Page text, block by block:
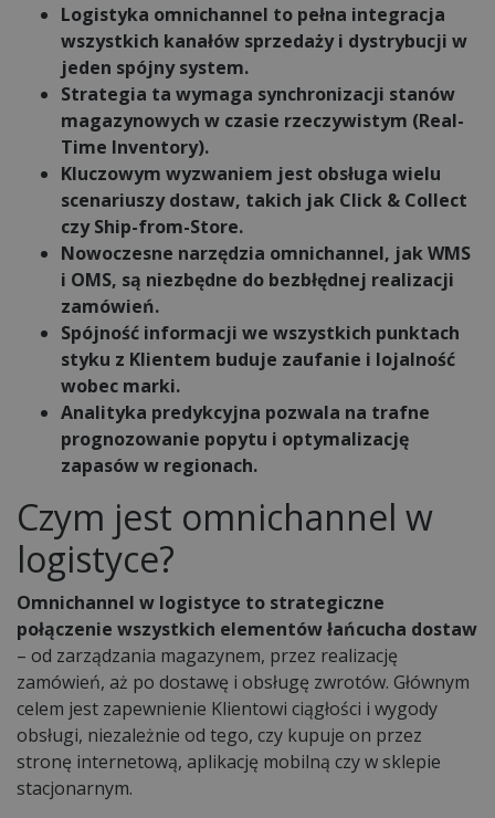
Logistyka omnichannel to pełna integracja
wszystkich kanałów sprzedaży i dystrybucji w
jeden spójny system.
Strategia ta wymaga synchronizacji stanów
magazynowych w czasie rzeczywistym (Real-
Time Inventory).
Kluczowym wyzwaniem jest obsługa wielu
scenariuszy dostaw, takich jak Click & Collect
czy Ship-from-Store.
Nowoczesne narzędzia omnichannel, jak WMS
i OMS, są niezbędne do bezbłędnej realizacji
zamówień.
Spójność informacji we wszystkich punktach
styku z Klientem buduje zaufanie i lojalność
wobec marki.
Analityka predykcyjna pozwala na trafne
prognozowanie popytu i optymalizację
zapasów w regionach.
Czym jest omnichannel w
logistyce?
Omnichannel w logistyce to strategiczne
połączenie wszystkich elementów łańcucha dostaw
– od zarządzania magazynem, przez realizację
zamówień, aż po dostawę i obsługę zwrotów. Głównym
celem jest zapewnienie Klientowi ciągłości i wygody
obsługi, niezależnie od tego, czy kupuje on przez
stronę internetową, aplikację mobilną czy w sklepie
stacjonarnym.